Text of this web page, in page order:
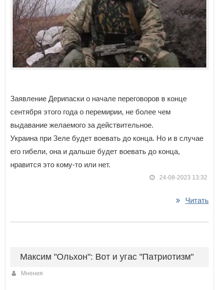
Заявление Дерипаски о начале переговоров в конце
сентября этого года о перемирии, не более чем
выдавание желаемого за действительное.
Украина при Зеле будет воевать до конца. Но и в случае
его гибели, она и дальше будет воевать до конца,
нравится это кому-то или нет.
24-08-2023 13:32
Читать
Максим "Ольхон": Вот и угас "Патриотизм"
Мнения